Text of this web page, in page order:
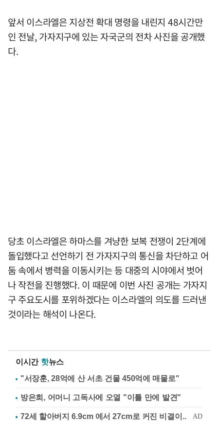
앞서 이스라엘은 지상전 확대 명령을 내린지 48시간만
인 전날, 가자지구에 있는 자국군의 전차 사진을 공개했
다.
당초 이스라엘은 하마스를 겨냥한 보복 전쟁이 2단계에
돌입했다고 선언하기 전 가자지구의 통신을 차단하고 어
둠 속에서 병력을 이동시키는 등 대중의 시야에서 벗어
나 작전을 진행했다. 이 때문에 이번 사진 공개는 가자지
구 주요도시를 포위하겠다는 이스라엘의 의도를 드러낸
것이라는 해석이 나온다.
이시간 핫뉴스
"서장훈, 28억에 산 서초 건물 450억에 매물로"
방은희, 어머니 고독사에 오열 "이틀 만에 발견"